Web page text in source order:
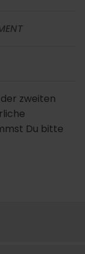
zweiten
Du bitte